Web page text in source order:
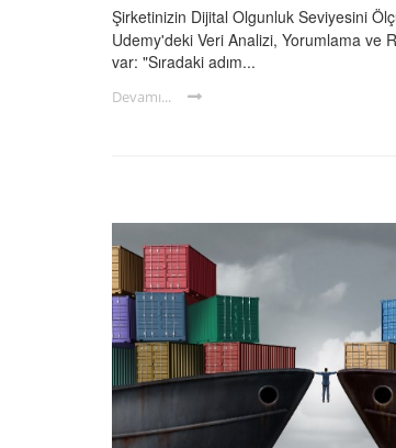
Şirketinizin Dijital Olgunluk Seviyesini
Udemy'deki Veri Analizi, Yorumlama ve
var: "Sıradaki adım...
Devamı...